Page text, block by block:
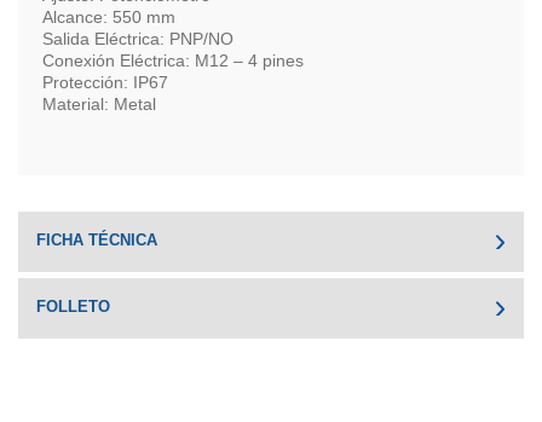
Alcance: 550 mm
Salida Eléctrica: PNP/NO
Conexión Eléctrica: M12 – 4 pines
Protección: IP67
Material: Metal
FICHA TÉCNICA
FOLLETO